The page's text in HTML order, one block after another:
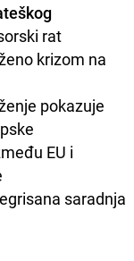
rat
krizom na
pokazuje
EU i
saradnja